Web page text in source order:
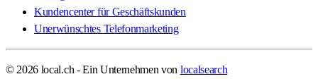
Kundencenter für Geschäftskunden
Unerwünschtes Telefonmarketing
© 2026 local.ch - Ein Unternehmen von localsearch